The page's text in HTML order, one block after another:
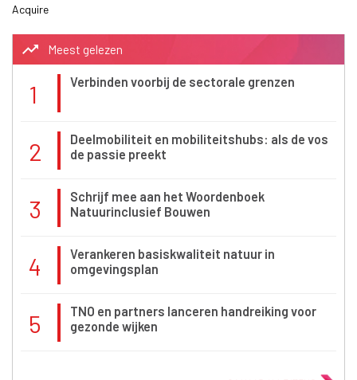
Acquire
trending_up Meest gelezen
1 Verbinden voorbij de sectorale grenzen
2
Deelmobiliteit en mobiliteitshubs: als de vos
de passie preekt
3
Schrijf mee aan het Woordenboek
Natuurinclusief Bouwen
4
Verankeren basiskwaliteit natuur in
omgevingsplan
5
TNO en partners lanceren handreiking voor
gezonde wijken